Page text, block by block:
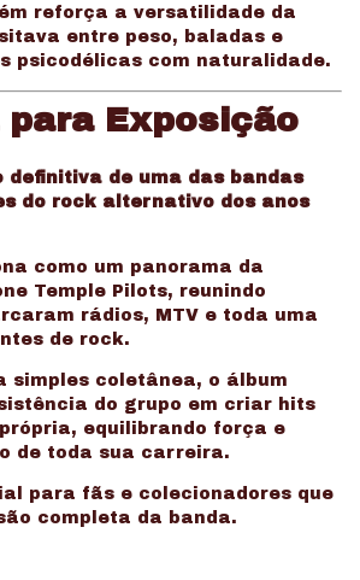
reforça a versatilidade da
entre peso, baladas e
psicodélicas com naturalidade.
para Exposição
definitiva de uma das bandas
do rock alternativo dos anos
como um panorama da
Temple Pilots, reunindo
rádios, MTV e toda uma
de rock.
simples coletânea, o álbum
do grupo em criar hits
equilibrando força e
de toda sua carreira.
para fãs e colecionadores que
completa da banda.